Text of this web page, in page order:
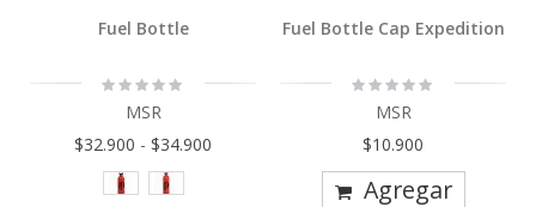
Fuel Bottle
Rating:
0%
MSR
$32.900 - $34.900
Fuel Bottle Cap Expedition
Rating:
0%
MSR
$10.900
Agregar